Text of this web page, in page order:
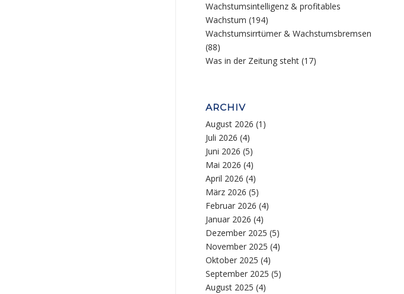
Wachstumsintelligenz & profitables
Wachstum (194)
Wachstumsirrtümer & Wachstumsbremsen
(88)
Was in der Zeitung steht (17)
ARCHIV
August 2026 (1)
Juli 2026 (4)
Juni 2026 (5)
Mai 2026 (4)
April 2026 (4)
März 2026 (5)
Februar 2026 (4)
Januar 2026 (4)
Dezember 2025 (5)
November 2025 (4)
Oktober 2025 (4)
September 2025 (5)
August 2025 (4)